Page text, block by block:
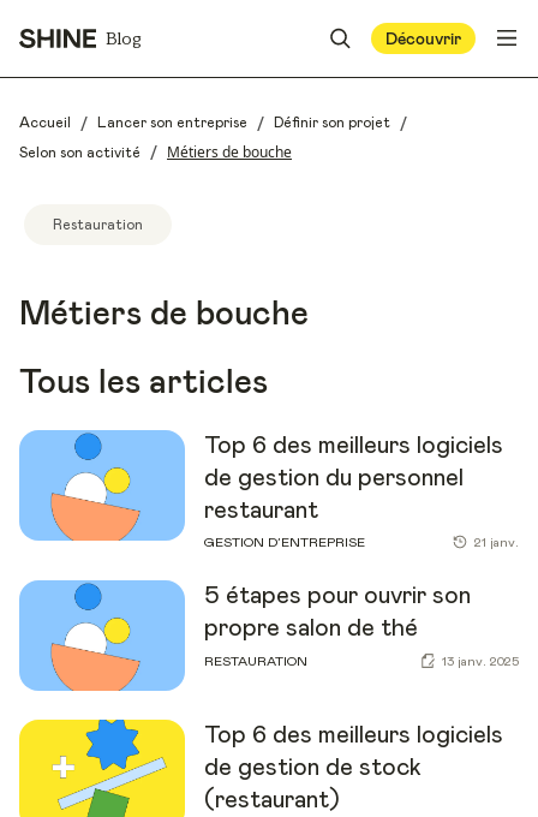
Blog Découvrir
Accueil / Lancer son entreprise / Définir son projet /
Selon son activité / Métiers de bouche
Métiers de bouche
Restauration
Tous les articles
Top 6 des meilleurs logiciels
de gestion du personnel
restaurant
GESTION D’ENTREPRISE 21 janv.
5 étapes pour ouvrir son
propre salon de thé
RESTAURATION 13 janv. 2025
Top 6 des meilleurs logiciels
de gestion de stock
(restaurant)